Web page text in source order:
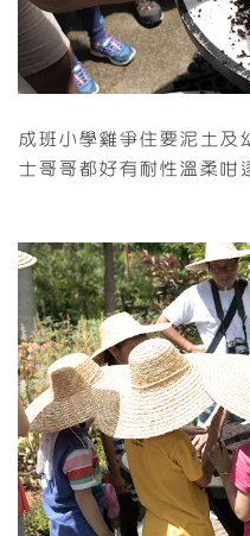
成班小學雞爭住要泥土及
士哥哥都好有耐性溫柔咁